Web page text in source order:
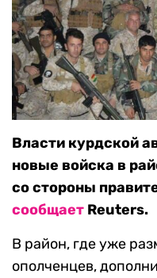
Власти курдской
новые войска в
со стороны
сообщает Reuters.
В район, где уже
ополченцев,